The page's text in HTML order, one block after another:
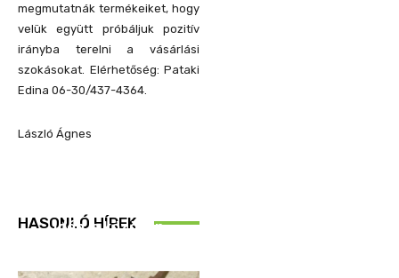
megmutatnák termékeiket, hogy
velük együtt próbáljuk pozitív
irányba terelni a vásárlási
szokásokat. Elérhetőség: Pataki
Edina 06-30/437-4364.
László Ágnes
HASONLÓ HÍREK
Idén is közösen